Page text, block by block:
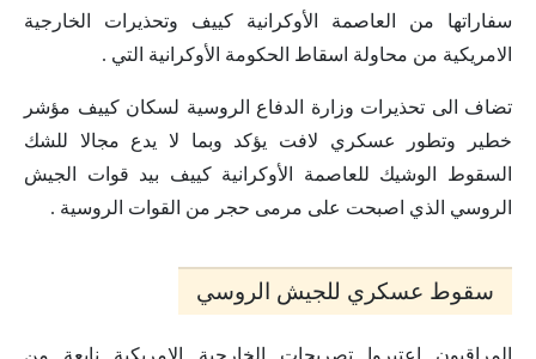
سفاراتها من العاصمة الأوكرانية كييف وتحذيرات الخارجية
الامريكية من محاولة اسقاط الحكومة الأوكرانية التي .
تضاف الى تحذيرات وزارة الدفاع الروسية لسكان كييف مؤشر
خطير وتطور عسكري لافت يؤكد وبما لا يدع مجالا للشك
السقوط الوشيك للعاصمة الأوكرانية كييف بيد قوات الجيش
الروسي الذي اصبحت على مرمى حجر من القوات الروسية .
سقوط عسكري للجيش الروسي
المراقبون اعتبروا تصريحات الخارجية الامريكية نابعة من